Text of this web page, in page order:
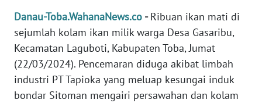
Danau-Toba.WahanaNews.co -Ribuan ikan mati di
sejumlah kolam ikan milik warga Desa Gasaribu,
Kecamatan Laguboti, Kabupaten Toba, Jumat
(22/03/2024). Pencemaran diduga akibat limbah
industri PT Tapioka yang meluap kesungai induk
bondar Sitoman mengairi persawahan dan kolam
INFO
IKLAN
TENTANG